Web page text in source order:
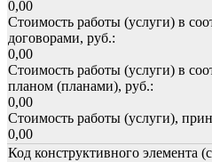
0,00
Стоимость работы (услуги) в
договорами, руб.:
0,00
Стоимость работы (услуги) в
планом (планами), руб.:
0,00
Стоимость работы (услуги),
0,00
Код конструктивного элемента